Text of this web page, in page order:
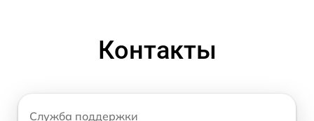
Контакты
Служба поддержки